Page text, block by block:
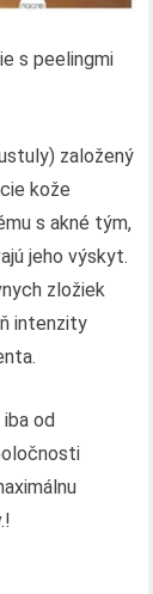
s peelingmi
založený
kože
s akné tým,
jeho výskyt.
zložiek
intenzity
od